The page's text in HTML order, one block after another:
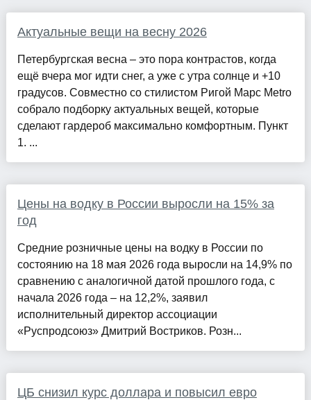
Актуальные вещи на весну 2026
Петербургская весна – это пора контрастов, когда
ещё вчера мог идти снег, а уже с утра солнце и +10
градусов. Совместно со стилистом Ригой Марс Metro
собрало подборку актуальных вещей, которые
сделают гардероб максимально комфортным. Пункт
1. ...
Цены на водку в России выросли на 15% за
год
Средние розничные цены на водку в России по
состоянию на 18 мая 2026 года выросли на 14,9% по
сравнению с аналогичной датой прошлого года, с
начала 2026 года – на 12,2%, заявил
исполнительный директор ассоциации
«Руспродсоюз» Дмитрий Востриков. Розн...
ЦБ снизил курс доллара и повысил евро